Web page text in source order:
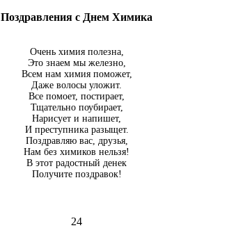
Поздравления с Днем Химика
Очень химия полезна,
Это знаем мы железно,
Всем нам химия поможет,
Даже волосы уложит.
Все помоет, постирает,
Тщательно поубирает,
Нарисует и напишет,
И преступника разыщет.
Поздравляю вас, друзья,
Нам без химиков нельзя!
В этот радостный денек
Получите поздравок!
24